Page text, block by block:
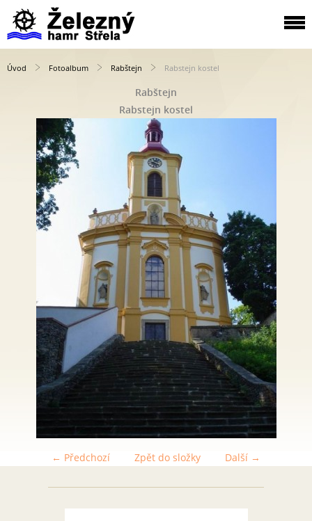
Úvod Fotoalbum Rabštejn Rabstejn kostel
Rabštejn
Rabstejn kostel
← Předchozí Další →
Zpět do složky